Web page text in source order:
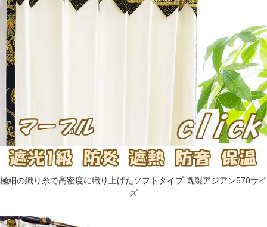
極細の織り糸で高密度に織り上げたソフトタイプ 既製アジアン570サイ
ズ